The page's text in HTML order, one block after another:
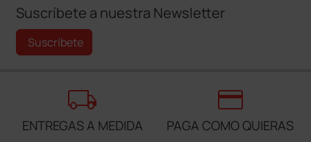
Suscríbete a nuestra Newsletter
Suscríbete
local_shipping
ENTREGAS A MEDIDA
credit_card
PAGA COMO QUIERAS